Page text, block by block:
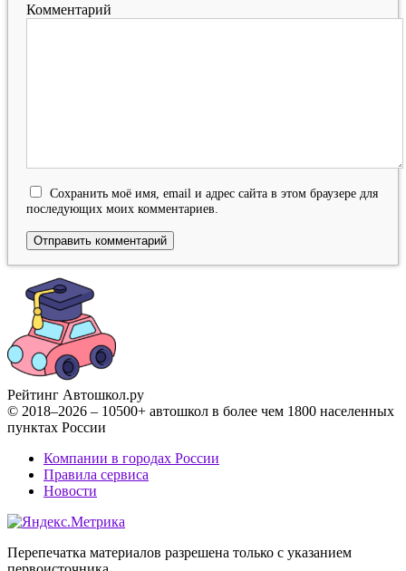
Комментарий
Сохранить моё имя, email и адрес сайта в этом браузере для
последующих моих комментариев.
Рейтинг Автошкол.ру
© 2018–2026 – 10500+ автошкол в более чем 1800 населенных
пунктах России
Компании в городах России
Правила сервиса
Новости
Перепечатка материалов разрешена только с указанием